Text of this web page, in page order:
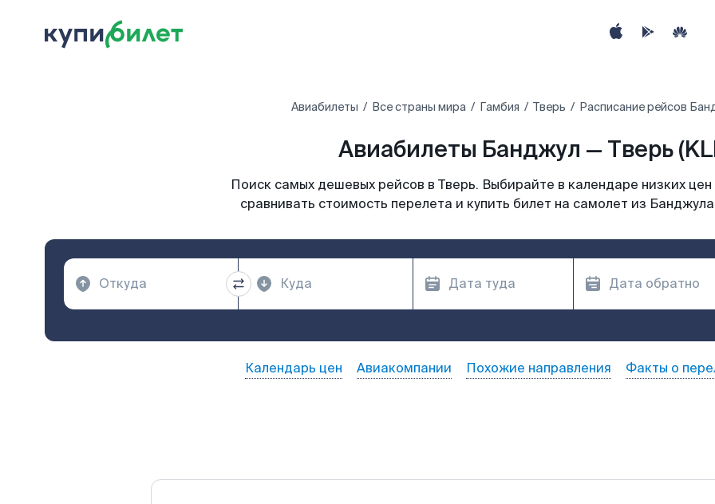
Авиабилеты Все страны мира Гамбия‎ Тверь Расписание рейсов
Авиабилеты Банджул — Тверь
Поиск самых дешевых рейсов в Тверь. Выбирайте в календаре низких
сравнивать стоимость перелета и купить билет на самолет из
Календарь цен Авиакомпании Похожие направления Факты о